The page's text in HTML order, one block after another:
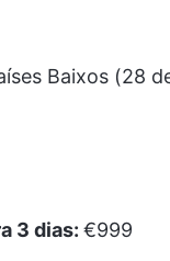
Baixos (28
3 dias: €999